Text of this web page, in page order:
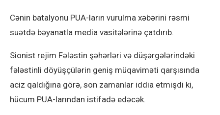
Cənin batalyonu PUA-ların vurulma xəbərini rəsmi
suətdə bəyanatla media vasitələrinə çatdırıb.
Sionist rejim Fələstin şəhərləri və düşərgələrindəki
fələstinli döyüşçülərin geniş müqaviməti qarşısında
aciz qaldığına görə, son zamanlar iddia etmişdi ki,
hücum PUA-larından istifadə edəcək.